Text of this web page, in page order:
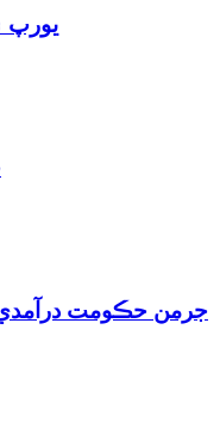
يورپ
جرمن حڪومت